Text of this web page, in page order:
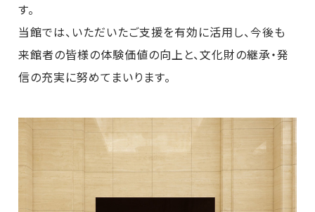
す。
当館では、いただいたご支援を有効に活用し、今後も
来館者の皆様の体験価値の向上と、文化財の継承・発
信の充実に努めてまいります。